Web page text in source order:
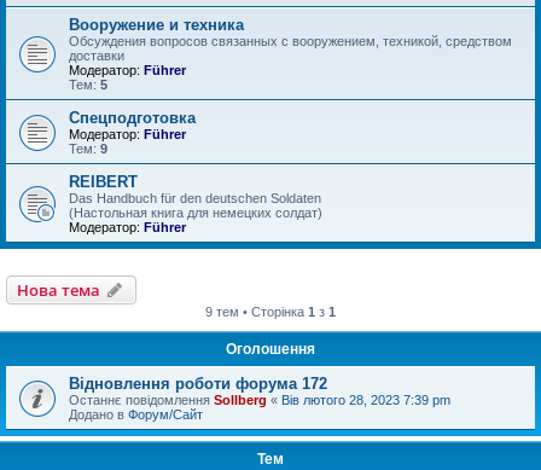
Вооружение и техника
Обсуждения вопросов связанных с вооружением, техникой, средством
доставки
Модератор: Führer
Тем: 5
Спецподготовка
Модератор: Führer
Тем: 9
REIBERT
Das Handbuch für den deutschen Soldaten
(Настольная книга для немецких солдат)
Модератор: Führer
Нова тема
9 тем • Сторінка 1 з 1
Оголошення
Відновлення роботи форума 172
Останнє повідомлення Sollberg « Вів лютого 28, 2023 7:39 pm
Додано в Форум/Сайт
Тем